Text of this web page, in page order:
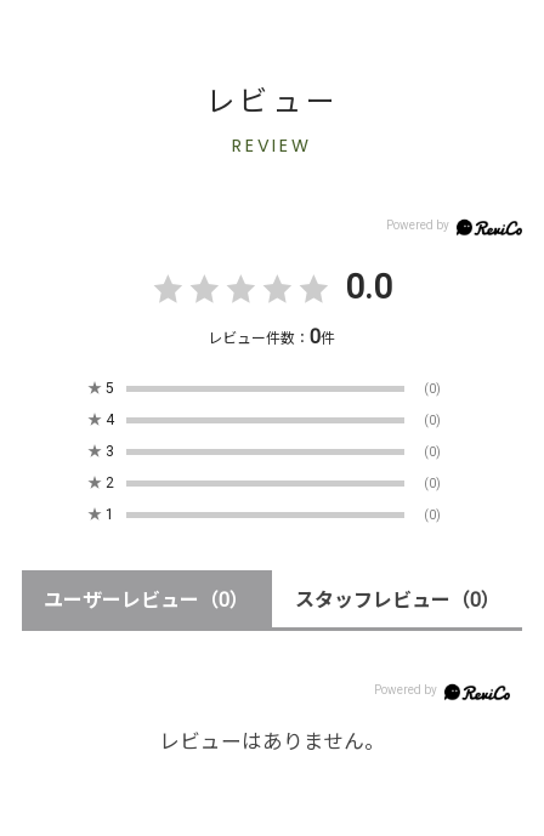
レビュー
REVIEW
0.0
レビュー件数：0件
★ 5 (0)
★ 4 (0)
★ 3 (0)
★ 2 (0)
★ 1 (0)
ユーザーレビュー （0） スタッフレビュー （0）
レビューはありません。